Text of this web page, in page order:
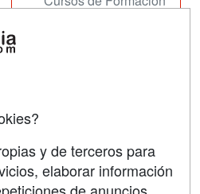
y de terceros para
elaborar información